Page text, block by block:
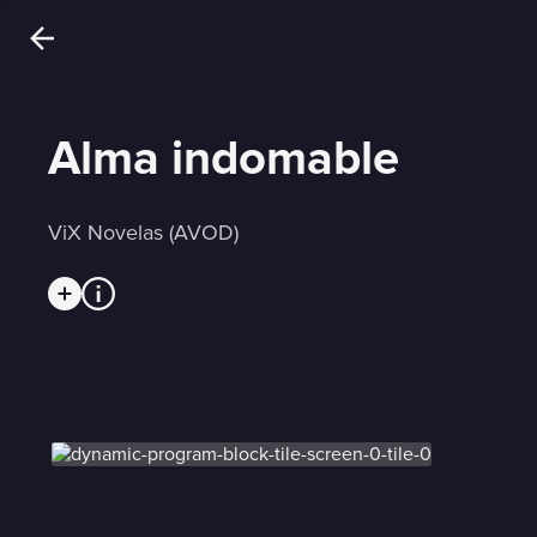
Alma indomable
ViX Novelas (AVOD)